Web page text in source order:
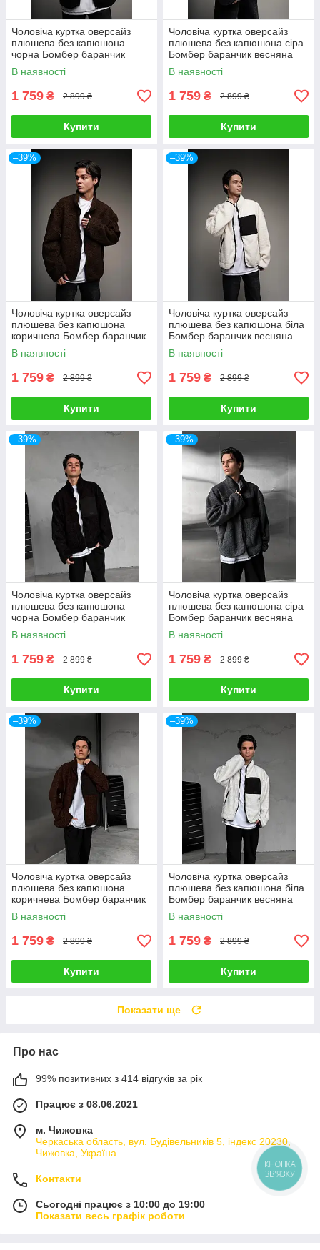
Чоловіча куртка оверсайз
плюшева без капюшона
чорна Бомбер баранчик
весняна осіння
В наявності
1 759 ₴ 2 899 ₴
Купити
Чоловіча куртка оверсайз
плюшева без капюшона сіра
Бомбер баранчик весняна
осіння
В наявності
1 759 ₴ 2 899 ₴
Купити
–39%
Чоловіча куртка оверсайз
плюшева без капюшона
коричнева Бомбер баранчик
весняна осіння
В наявності
1 759 ₴ 2 899 ₴
Купити
–39%
Чоловіча куртка оверсайз
плюшева без капюшона біла
Бомбер баранчик весняна
осіння
В наявності
1 759 ₴ 2 899 ₴
Купити
–39%
Чоловіча куртка оверсайз
плюшева без капюшона
чорна Бомбер баранчик
весняна осіння
В наявності
1 759 ₴ 2 899 ₴
Купити
–39%
Чоловіча куртка оверсайз
плюшева без капюшона сіра
Бомбер баранчик весняна
осіння
В наявності
1 759 ₴ 2 899 ₴
Купити
–39%
Чоловіча куртка оверсайз
плюшева без капюшона
коричнева Бомбер баранчик
весняна осіння
В наявності
1 759 ₴ 2 899 ₴
Купити
–39%
Чоловіча куртка оверсайз
плюшева без капюшона біла
Бомбер баранчик весняна
осіння
В наявності
1 759 ₴ 2 899 ₴
Купити
Показати ще
Про нас
99% позитивних з 414 відгуків за рік
Працює з 08.06.2021
м. Чижовка
Черкаська область, вул. Будівельників 5, індекс 20230,
Чижовка, Україна
Контакти
Сьогодні працює з 10:00 до 19:00
Показати весь графік роботи
КНОПКА
ЗВ'ЯЗКУ